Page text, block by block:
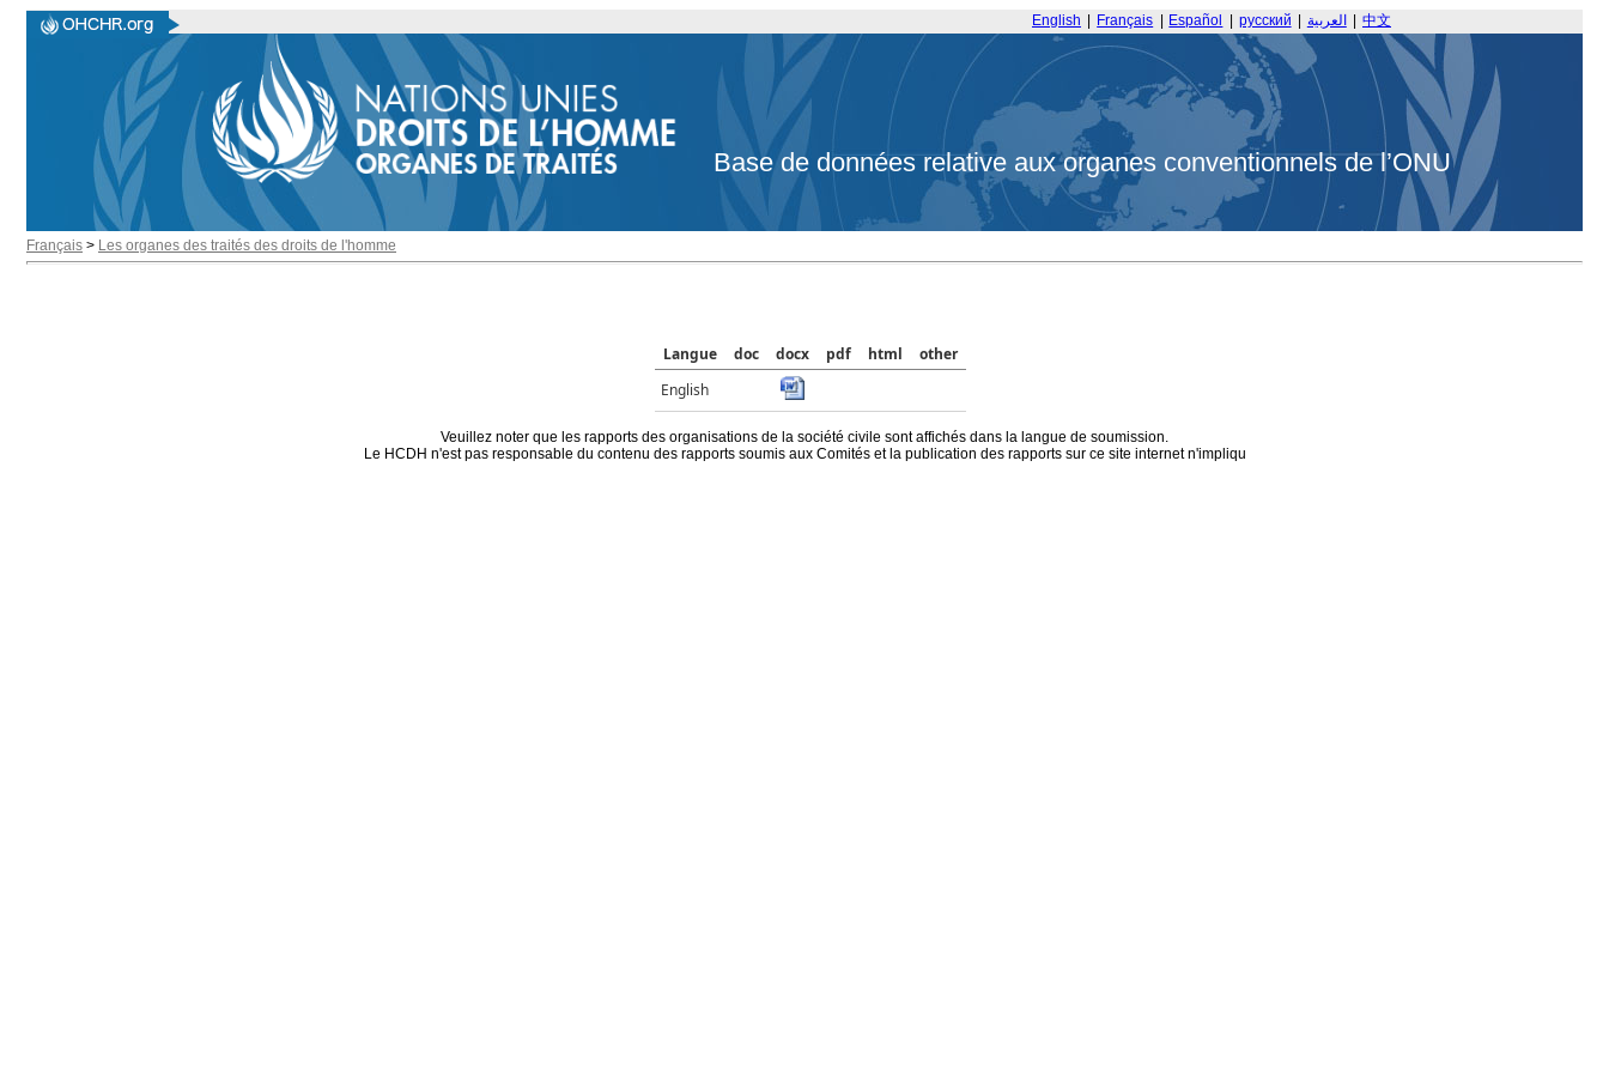
English Français Español русский العربية 中文
Base de données relative aux organes conventionnels de l’ONU
Français > Les organes des traités des droits de l'homme
Langue doc docx pdf html
other
English
Veuillez noter que les rapports des organisations de la société civile sont affichés dans la langue de soumission.
Le HCDH n'est pas responsable du contenu des rapports soumis aux Comités et la publication des rapports sur ce site internet n'impliqu